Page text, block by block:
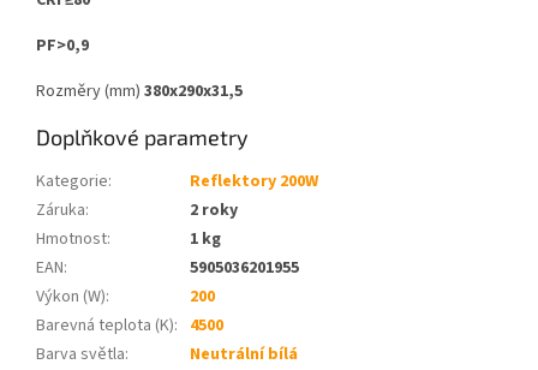
PF>0,9
Rozměry (mm) 380x290x31,5
Doplňkové parametry
Kategorie:
Reflektory 200W
Záruka:
2 roky
Hmotnost:
1 kg
EAN:
5905036201955
Výkon (W):
200
Barevná teplota (K): 4500
Barva světla:
Neutrální bílá